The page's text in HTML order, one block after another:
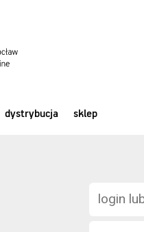
dystrybucja sklep